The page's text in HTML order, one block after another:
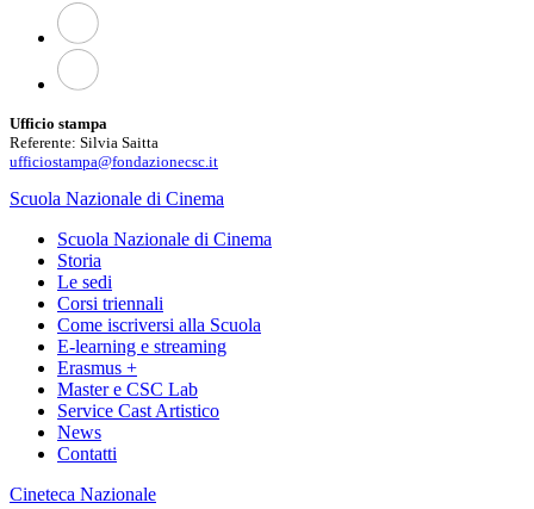
Ufficio stampa
Referente: Silvia Saitta
ufficiostampa@fondazionecsc.it
Scuola Nazionale di Cinema
Scuola Nazionale di Cinema
Storia
Le sedi
Corsi triennali
Come iscriversi alla Scuola
E-learning e streaming
Erasmus +
Master e CSC Lab
Service Cast Artistico
News
Contatti
Cineteca Nazionale